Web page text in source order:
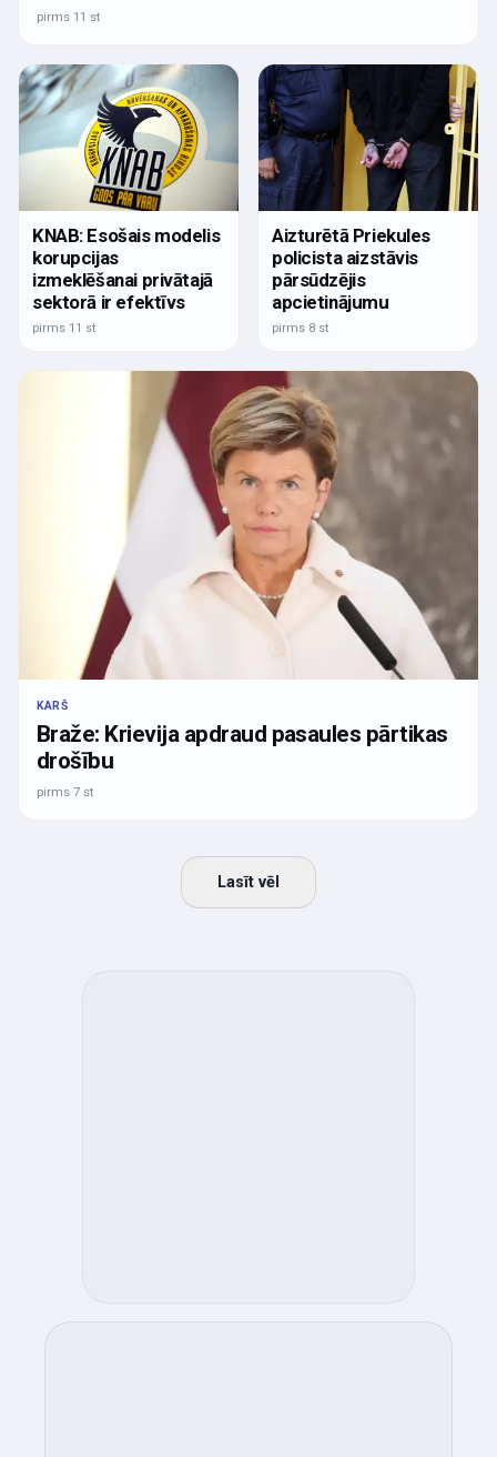
pirms 11 st
KNAB: Esošais modelis
korupcijas
izmeklēšanai privātajā
sektorā ir efektīvs
pirms 11 st
Aizturētā Priekules
policista aizstāvis
pārsūdzējis
apcietinājumu
pirms 8 st
KARŠ
Braže: Krievija apdraud pasaules pārtikas
drošību
pirms 7 st
Lasīt vēl